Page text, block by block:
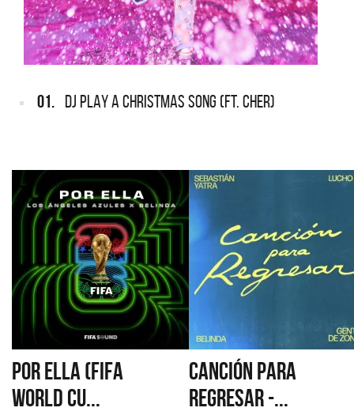
01. DJ PLAY A CHRISTMAS SONG (FT. CHER)
POR ELLA (FIFA
WORLD CU...
CANCIÓN PARA
REGRESAR -...